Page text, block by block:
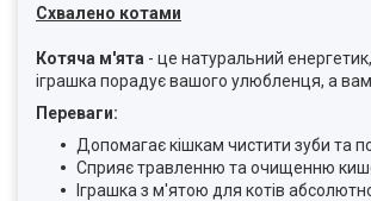
Схвалено котами
Котяча м'ята - це натуральний енергетик,
іграшка порадує вашого улюбленця, а
Переваги:
Допомагає кішкам чистити зуби та
Сприяє травленню та очищенню
Іграшка з м'ятою для котів